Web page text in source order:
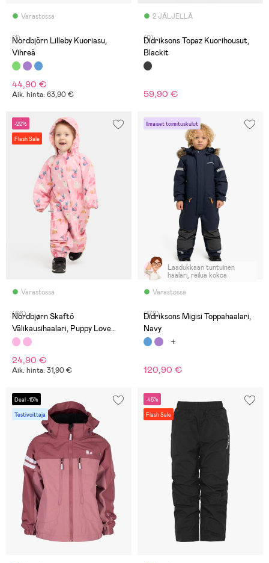
Varastossa
(1)
Nordbjörn Lilleby Kuoriasu,
Vihreä
44,90 €
Aik. hinta: 63,90 €
2 JÄLJELLÄ
(0)
Didriksons Topaz Kuorihousut,
Blackit
59,90 €
-22%
Flash Sale
Varastossa
(66)
Nordbjørn Skaftö
Välikausihaalari, Puppy Love
Candy Pink
24,90 €
Aik. hinta: 31,90 €
Ilmaiset toimituskulut
Varastossa
Laadukkaan tuntuinen
haalari, reilua kokoa
(172)
Didriksons Migisi Toppahaalari,
Navy
120,90 €
Deal -15%
Testivoittaja
-45%
Flash Sale